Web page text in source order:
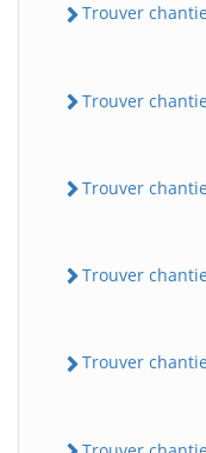
Trouver
Trouver
Trouver
Trouver
Trouver